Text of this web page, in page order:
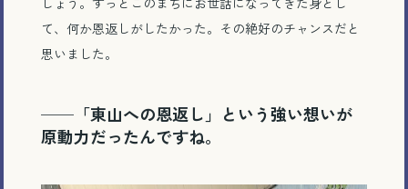
て、何か恩返しがしたかった。その絶好のチャンスだと
思いました。
──「東山への恩返し」という強い想いが
原動力だったんですね。